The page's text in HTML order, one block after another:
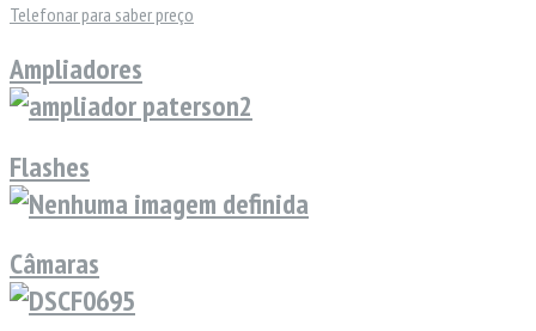
Telefonar para saber preço
Ampliadores
Flashes
Câmaras